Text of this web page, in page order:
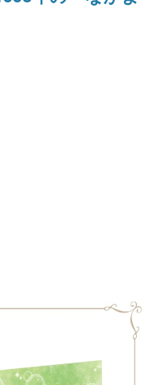
『赫本』は、〈試験問題〉